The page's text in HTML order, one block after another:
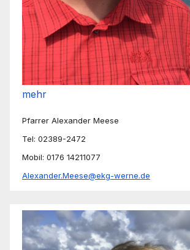
mehr
Pfarrer Alexander Meese
Tel: 02389-2472
Mobil: 0176 14211077
Alexander.Meese@ekg-werne.de